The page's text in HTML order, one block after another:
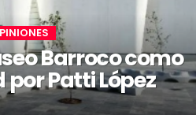
Barroco como
Patti López